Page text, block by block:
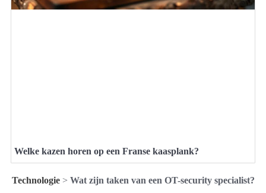
Welke kazen horen op een Franse kaasplank?
Technologie> Wat zijn taken van een OT-security specialist?